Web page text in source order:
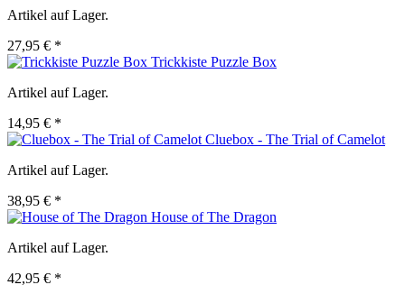
Artikel auf Lager.
27,95 € *
Trickkiste Puzzle Box
Artikel auf Lager.
14,95 € *
Cluebox - The Trial of Camelot
Artikel auf Lager.
38,95 € *
House of The Dragon
Artikel auf Lager.
42,95 € *